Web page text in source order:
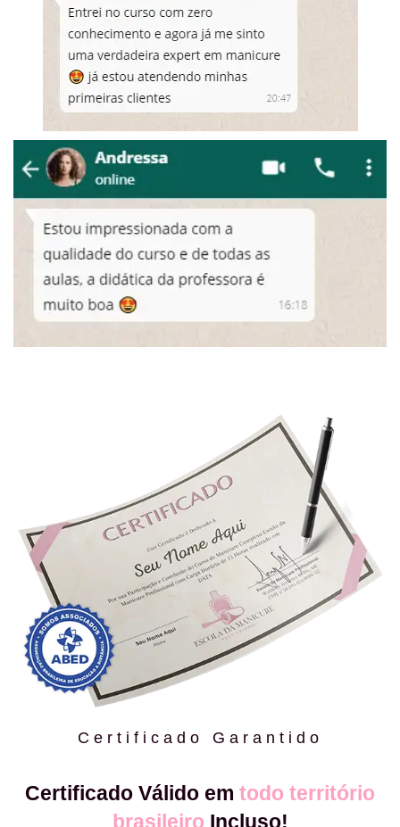
Certificado Garantido
Certificado Válido em todo território
brasileiro Incluso!